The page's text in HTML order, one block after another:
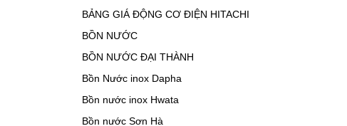
BẢNG GIÁ ĐỘNG CƠ ĐIỆN HITACHI
BỒN NƯỚC
BỒN NƯỚC ĐẠI THÀNH
Bồn Nước inox Dapha
Bồn nước inox Hwata
Bồn nước Sơn Hà